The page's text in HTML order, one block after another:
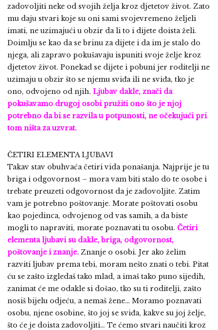
zadovoljiti neke od svojih želja kroz djetetov život. Zato
mu daju stvari koje su oni sami svojevremeno željeli
imati, ne uzimajući u obzir da li to i dijete doista želi.
Doimlju se kao da se brinu za dijete i da im je stalo do
njega, ali zapravo pokušavaju ispuniti svoje želje kroz
djetetov život. Ponekad se dijete i pobuni jer roditelji ne
uzimaju u obzir što se njemu sviđa ili ne sviđa, tko je
ono, odvojeno od njih. Ljubav dakle, znači da
pokušavamo drugoj osobi pružiti ono što je njoj
potrebno da bi se razvila u potpunosti, ne očekujući pri
tom ništa za uzvrat.
ČETIRI ELEMENTA LJUBAVI
Takav stav obuhvaća četiri vida ponašanja. Najprije je tu
briga i odgovornost – mora vam biti stalo do te osobe i
trebate preuzeti odgovornost da je zadovoljite. Zatim
vam je potrebno poštovanje. Morate poštovati osobu
kao pojedinca, odvojenog od vas samih, a da biste
mogli to napraviti, morate poznavati tu osobu. Četiri
elementa ljubavi su dakle, briga, odgovornost,
poštovanje i znanje. Znanje o osobi. Jer ako želim
razviti ljubav prema tebi, moram nešto znati o tebi. Pitat
ću se zašto izgledaš tako mlad, a imaš tako puno sijedih,
zanimat će me odakle si došao, tko su ti roditelji, zašto
nosiš bijelu odjeću, a nemaš žene… Moramo poznavati
osobu, njene osobine, što joj se sviđa, kakve su joj želje,
što će je doista zadovoljiti… Te ćemo stvari naučiti kroz